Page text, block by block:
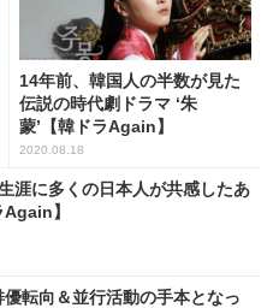
14年前、韓国人の半数が見た
伝説の時代劇ドラマ ‘朱
蒙’【韓ドラAgain】
2020.08.18
涯に多くの日本人が共感したあ
】
転向＆並行活動の手本となっ